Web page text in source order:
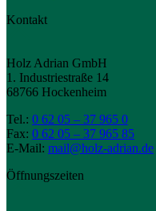
Kontakt
Holz Adrian GmbH
1. Industriestraße 14
68766 Hockenheim
Tel.: 0 62 05 – 37 965 0
Fax: 0 62 05 – 37 965 85
E-Mail: mail@holz-adrian.de
Öffnungszeiten